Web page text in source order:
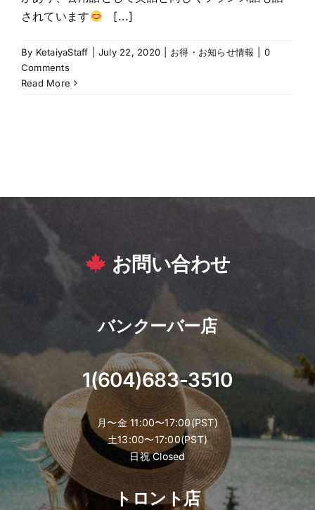
されています
[...]
By KetaiyaStaff July 22, 2020 お得・お知らせ情報
0
Comments
Read More
お問い合わせ
バンクーバー店
1(604)683-3510
月〜金 11:00〜17:00(PST)
土13:00〜17:00(PST)
日祝 Closed
トロント店